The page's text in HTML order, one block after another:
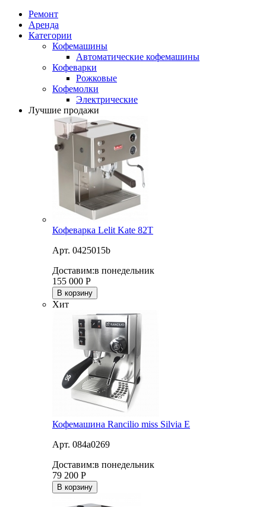
Ремонт
Аренда
Категории
Кофемашины
Автоматические кофемашины
Кофеварки
Рожковые
Кофемолки
Электрические
Лучшие продажи
Кофеварка Lelit Kate 82T
Арт. 0425015b
Доставим:в понедельник
155 000 Р
В корзину
Хит
Кофемашина Rancilio miss Silvia E
Арт. 084a0269
Доставим:в понедельник
79 200 Р
В корзину